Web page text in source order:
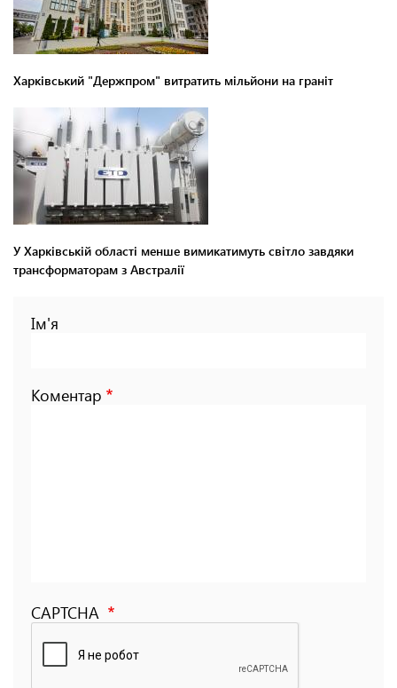
Харківський "Держпром" витратить мільйони на граніт
У Харківській області менше вимикатимуть світло завдяки
трансформаторам з Австралії
Ім'я
Коментар
CAPTCHA